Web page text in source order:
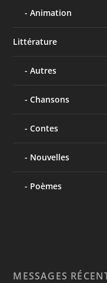
Animation
Littérature
Autres
Chansons
Contes
Nouvelles
Poèmes
MESSAGES